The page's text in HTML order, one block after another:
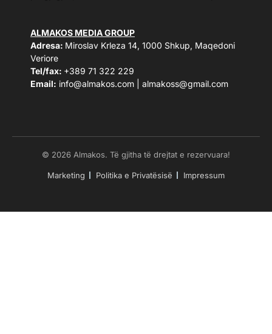
ALMAKOS MEDIA GROUP
Adresa: Miroslav Krleza 14, 1000 Shkup, Maqedoni
Veriore
Tel/fax: +389 71 322 229
Email: info@almakos.com almakoss@gmail.com
© 2026 Almakos. Të gjitha të drejtat e rezervuara!
Marketing Politika e Privatësisë Impressum